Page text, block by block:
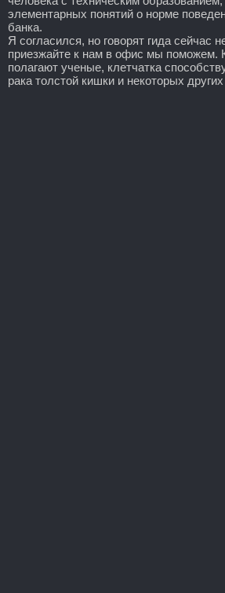
элементарных понятий о норме
банка.
Я согласился, но говорят гида сейчас
приезжайте к нам в офис мы поможем.
полагают ученые, клетчатка
рака толстой кишки и некоторых